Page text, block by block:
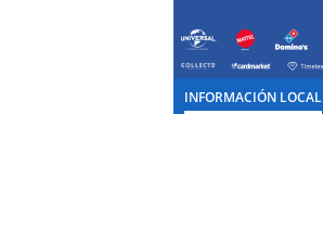
INFORMACIÓN LOCAL